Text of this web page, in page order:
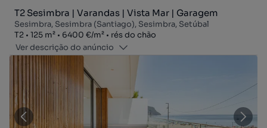
T2 Sesimbra | Varandas | Vista Mar | Garagem
Sesimbra, Sesimbra (Santiago), Sesimbra, Setúbal
Tipologia
T2
Zona125 m²
Preço por metro quadrado
6400 €/m²
Andar
rés do chão
Ver descrição do anúncio